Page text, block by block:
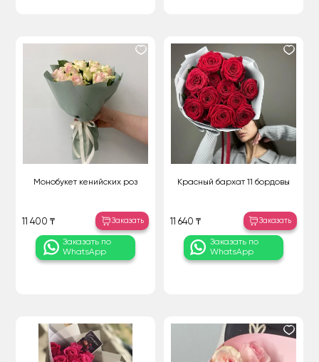
Монобукет кенийских роз
11 400 ₸ Заказать
Заказать по
WhatsApp
Красный бархат 11 бордовы
11 640 ₸ Заказать
Заказать по
WhatsApp